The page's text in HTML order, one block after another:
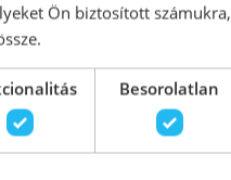
Ferro Ritto Black egykaros
bidécsaptelep, matt fekete
Ön biztosított számukra,
Besorolatlan